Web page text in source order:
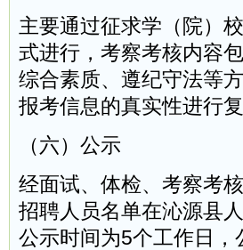
主要通过征求学（院）
式进行，考察考核内容
综合素质、遵纪守法等
报考信息的真实性进行复
（六）公示
经面试、体检、考察考
招聘人员名单在沁源县
公示时间为5个工作日